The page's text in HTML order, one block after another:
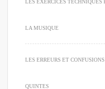
LES EXERCICES TECHNIQUES
LA MUSIQUE
LES ERREURS ET
QUINTES